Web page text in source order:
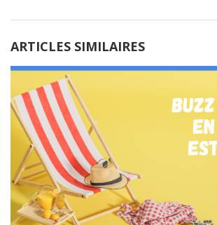
ARTICLES SIMILAIRES